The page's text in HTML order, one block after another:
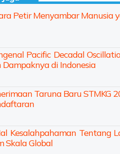
Petir Menyambar Manusia
Pacific Decadal
Dampaknya di Indonesia
Taruna Baru STMKG
Kesalahpahaman Tentang
Skala Global